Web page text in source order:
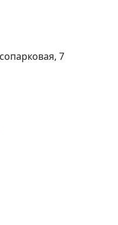
7